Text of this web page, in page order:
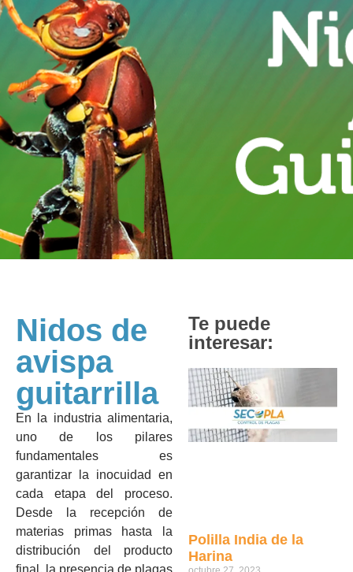
Nidos de
avispa
guitarrilla
En la industria alimentaria,
uno de los pilares
fundamentales es
garantizar la inocuidad en
cada etapa del proceso.
Desde la recepción de
materias primas hasta la
distribución del producto
final, la presencia de plagas
Te puede
interesar:
Polilla India de la
Harina